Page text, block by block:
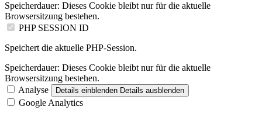
Speicherdauer: Dieses Cookie bleibt nur für die aktuelle
Browsersitzung bestehen.
PHP SESSION ID
Speichert die aktuelle PHP-Session.
Speicherdauer: Dieses Cookie bleibt nur für die aktuelle
Browsersitzung bestehen.
Analyse
Details einblenden Details ausblenden
Google Analytics